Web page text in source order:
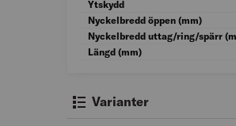
Ytskydd
Nyckelbredd öppen (mm)
Nyckelbredd uttag/ring/spärr
Längd (mm)
Varianter